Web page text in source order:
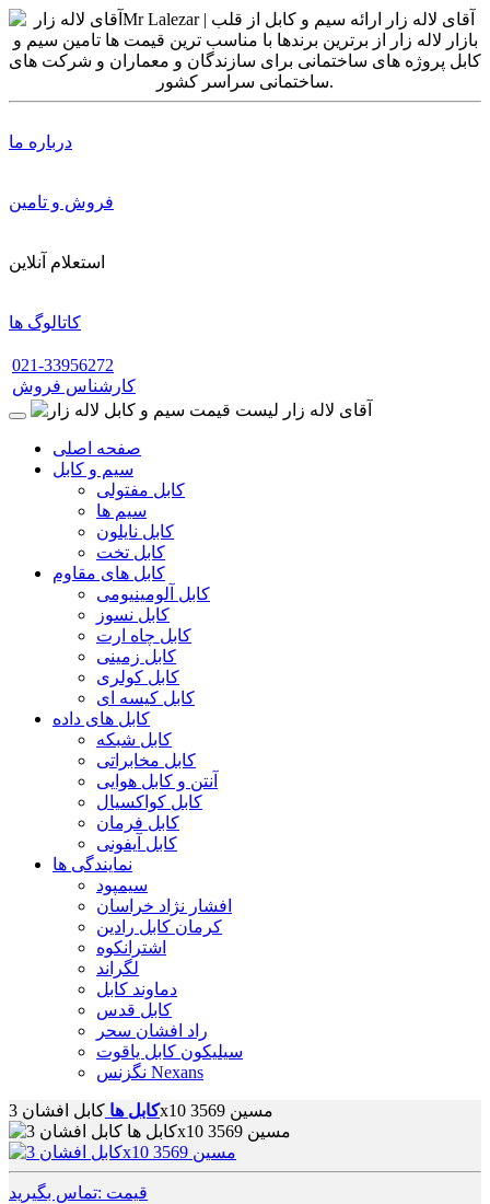
درباره ما
فروش و تامین
استعلام آنلاین
کاتالوگ ها
021-33956272
کارشناس فروش
صفحه اصلی
سیم و کابل
کابل مفتولی
سیم ها
کابل نایلون
کابل تخت
کابل های مقاوم
کابل آلومینیومی
کابل نسوز
کابل چاه ارت
کابل زمینی
کابل کولری
کابل کیسه ای
کابل های داده
کابل شبکه
کابل مخابراتی
آنتن و کابل هوایی
کابل کواکسیال
کابل فرمان
کابل آیفونی
نمایندگی ها
سیمپود
افشار نژاد خراسان
کرمان کابل رادین
اشترانکوه
لگراند
دماوند کابل
کابل قدس
راد افشان سحر
سیلیکون کابل یاقوت
نگزنس Nexans
کابل ها کابل افشان 3x10 مسین 3569
قیمت :تماس بگیرید